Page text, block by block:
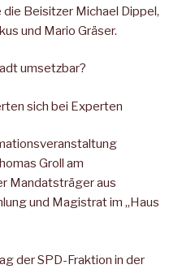
Beisitzer Michael Dippel,
und Mario Gräser.
umsetzbar?
sich bei Experten
Groll am
Mandatsträger aus
und Magistrat im „Haus
der SPD-Fraktion in der